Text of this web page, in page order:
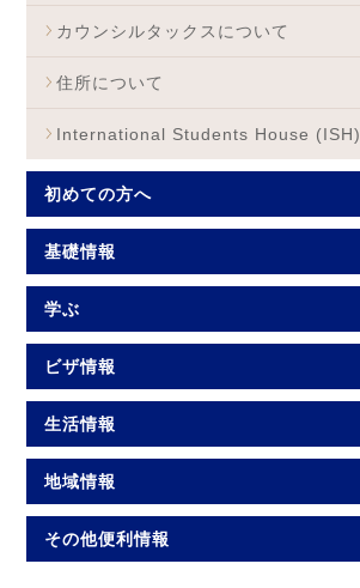
カウンシルタックスについて
住所について
International Students House (ISH)
初めての方へ
基礎情報
学ぶ
ビザ情報
生活情報
地域情報
その他便利情報